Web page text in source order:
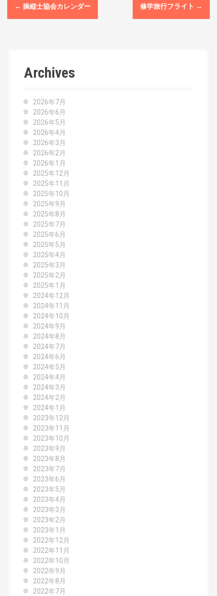
o
← 操縦士協会カレンダー 修学旅行フライト →
Archives
2026年7月
2026年6月
2026年5月
2026年4月
2026年3月
2026年2月
2026年1月
2025年12月
2025年11月
2025年10月
2025年9月
2025年8月
2025年7月
2025年6月
2025年5月
2025年4月
2025年3月
2025年2月
2025年1月
2024年12月
2024年11月
2024年10月
2024年9月
2024年8月
2024年7月
2024年6月
2024年5月
2024年4月
2024年3月
2024年2月
2024年1月
2023年12月
2023年11月
2023年10月
2023年9月
2023年8月
2023年7月
2023年6月
2023年5月
2023年4月
2023年3月
2023年2月
2023年1月
2022年12月
2022年11月
2022年10月
2022年9月
2022年8月
2022年7月